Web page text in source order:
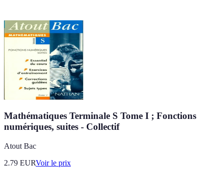
Mathématiques Terminale S Tome I ; Fonctions
numériques, suites - Collectif
Atout Bac
2.79 EURVoir le prix